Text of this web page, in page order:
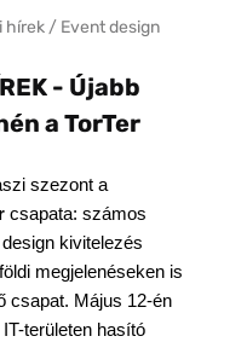
hírek / Event design
- Újabb
a TorTer
szezont a
csapata: számos
kivitelezés
megjelenéseken is
csapat. Május 12-én
adta át a cég Barcelonában az IT-területen hasító